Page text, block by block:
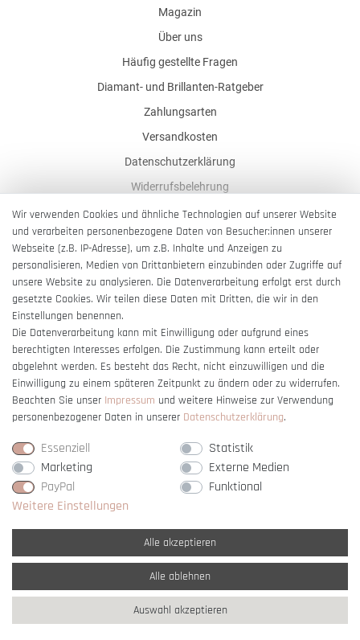
Magazin
Über uns
Häufig gestellte Fragen
Diamant- und Brillanten-Ratgeber
Zahlungsarten
Versandkosten
Datenschutzerklärung
Widerrufsbelehrung
AGB
Impressum
Barrierefreiheitserklärung
Vertrag widerrufen
* Alle Preise verstehen sich inkl. gesetzl. MwSt. undzzgl. Versandkosten
** Nur innerhalb Deutschlands© copyright 2007-2026 Schmuck Krone / Alle
Rechte vorbehalten / powered bycreateyourtemplate
Wir verwenden Cookies und ähnliche Technologien auf unserer Website
und verarbeiten personenbezogene Daten von Besucher:innen unserer
Webseite (z.B. IP-Adresse), um z.B. Inhalte und Anzeigen zu
personalisieren, Medien von Drittanbietern einzubinden oder Zugriffe auf
unsere Website zu analysieren. Die Datenverarbeitung erfolgt erst durch
gesetzte Cookies. Wir teilen diese Daten mit Dritten, die wir in den
Einstellungen benennen.
Die Datenverarbeitung kann mit Einwilligung oder aufgrund eines
berechtigten Interesses erfolgen. Die Zustimmung kann erteilt oder
abgelehnt werden. Es besteht das Recht, nicht einzuwilligen und die
Einwilligung zu einem späteren Zeitpunkt zu ändern oder zu widerrufen.
Beachten Sie unser Impressum und weitere Hinweise zur Verwendung
personenbezogener Daten in unserer Daten­schutz­erklärung.
Essenziell
Statistik
Marketing
Externe Medien
PayPal
Funktional
Weitere Einstellungen
Alle akzeptieren
Alle ablehnen
Auswahl akzeptieren